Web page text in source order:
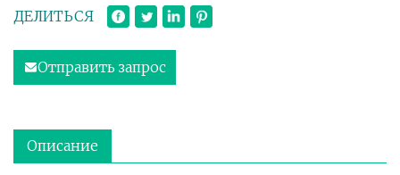
ДЕЛИТЬСЯ
Отправить запрос
Описание